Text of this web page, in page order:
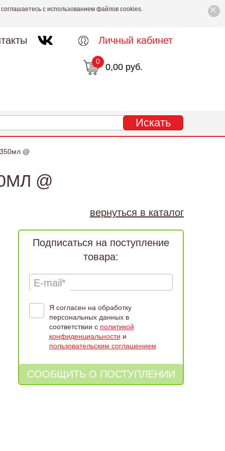
×
с использованием файлов cookies.
Личный кабинет
0,00 руб.
0
@
@
вернуться в каталог
Подписаться на поступление
товара:
E-mail*
Я согласен на обработку
персональных данных в
соответствии с политикой
конфиденциальности и
пользовательским соглашением